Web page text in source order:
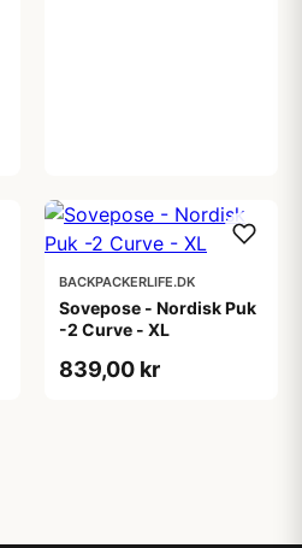
BACKPACKERLIFE.DK
Sovepose - Nordisk Puk
-2 Curve - XL
839,00 kr